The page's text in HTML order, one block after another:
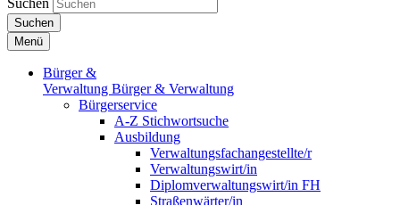
Suchen
Suchen
Menü
Bürger &
Verwaltung Bürger & Verwaltung
Bürgerservice
A-Z Stichwortsuche
Ausbildung
Verwaltungsfachangestellte/r
Verwaltungswirt/in
Diplomverwaltungswirt/in FH
Straßenwärter/in